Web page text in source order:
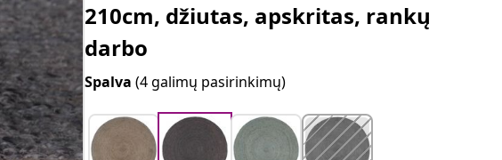
210cm, džiutas, apskritas, rankų
darbo
Spalva(4 galimų pasirinkimų)